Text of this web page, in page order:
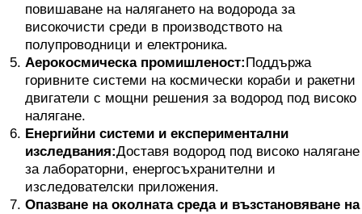
повишаване на налягането на водорода за
високочисти среди в производството на
полупроводници и електроника.
Аерокосмическа промишленост:Поддържа
горивните системи на космически кораби и ракетни
двигатели с мощни решения за водород под високо
налягане.
Енергийни системи и експериментални
изследвания:Доставя водород под високо налягане
за лабораторни, енергосъхранителни и
изследователски приложения.
Опазване на околната среда и възстановяване на